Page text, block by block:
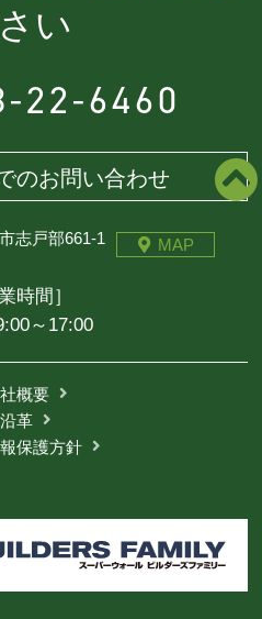
い
22-6460
のお問い合わせ
志戸部661-1 MAP
時間］
～17:00
概要
沿革
保護方針